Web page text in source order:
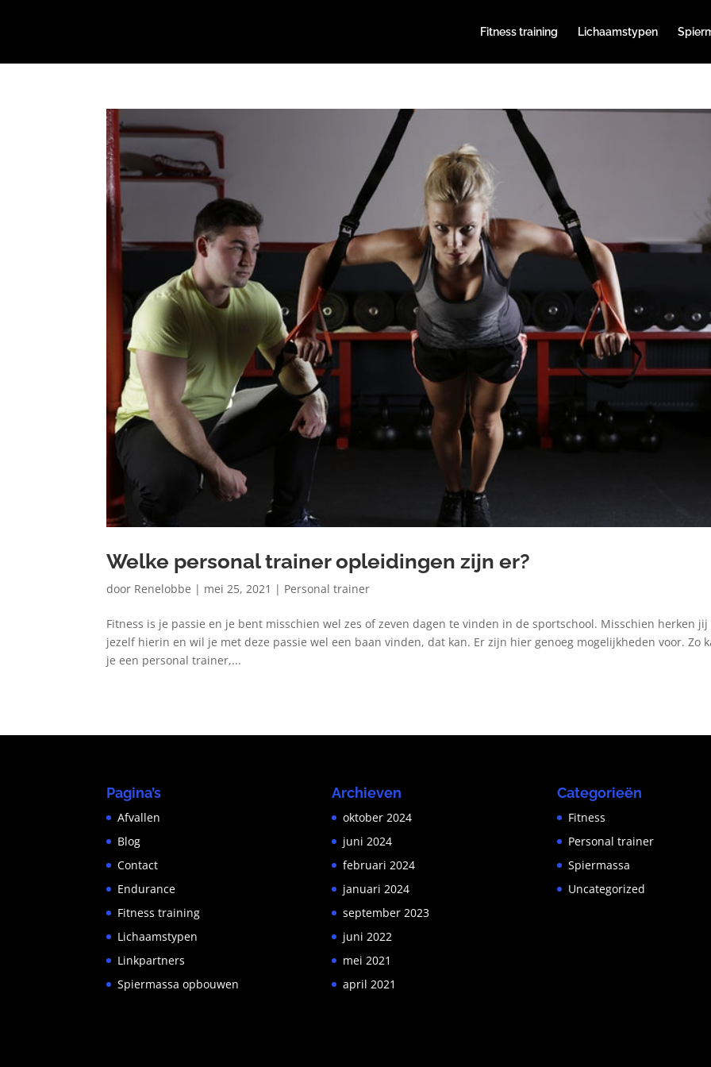
Fitness training Lichaamstypen
Welke personal trainer opleidingen zijn er?
door Renelobbe | mei 25, 2021 | Personal trainer
Fitness is je passie en je bent misschien wel zes of zeven dagen te vinden in de sportschool. Misschien herken jij
jezelf hierin en wil je met deze passie wel een baan vinden, dat kan. Er zijn hier genoeg mogelijkheden voor. Zo
je een personal trainer,...
Pagina’s
Afvallen
Blog
Contact
Endurance
Fitness training
Lichaamstypen
Linkpartners
Spiermassa opbouwen
Archieven
oktober 2024
juni 2024
februari 2024
januari 2024
september 2023
juni 2022
mei 2021
april 2021
Categorieën
Fitness
Personal trainer
Spiermassa
Uncategorized